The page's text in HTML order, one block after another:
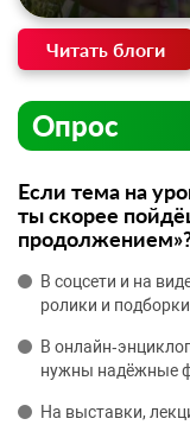
Читать блоги
Опрос
Если тема на
ты скорее
В соцсети и на
ролики и подборки.
В
нужны надёжные
На выставки,